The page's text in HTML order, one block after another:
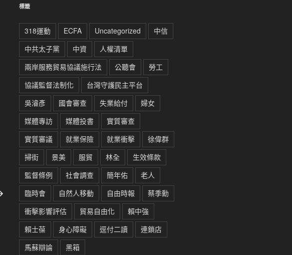
標籤
318運動 ECFA Uncategorized
中信
中共太子黨
中資
人權清單
兩岸服務貿易協議施行法
公聽會
勞工
協議監督法制化
台灣守護民主平台
吳濬彥
國會審查 失業給付
婦女
媒體專訪
媒體投書
實質審查
實質審議
就業保險 就業衝擊
徐偉群
掃街
景美 服貿 林全
生效條款
監督條例
社會調查 簡年佑
老人
臨時會
自然人移動 自由時報
蔡季勳
衝擊影響評估
貿易自由化
賴中強
賴士葆
身心障礙 逕付二讀
連鎖店
馬蘇辯論
黑箱